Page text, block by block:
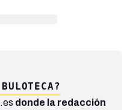
donde la redacción